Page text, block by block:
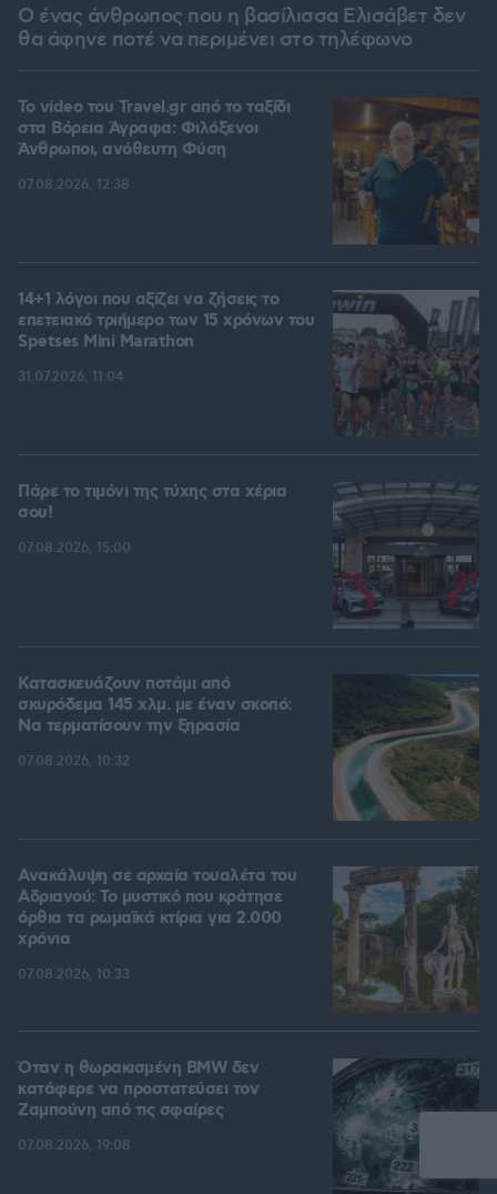
Ο ένας άνθρωπος που η βασίλισσα Ελισάβετ δεν
θα άφηνε ποτέ να περιμένει στο τηλέφωνο
To video του Travel.gr από το ταξίδι
στα Βόρεια Άγραφα: Φιλόξενοι
Άνθρωποι, ανόθευτη Φύση
07.08.2026, 12:38
14+1 λόγοι που αξίζει να ζήσεις το
επετειακό τριήμερο των 15 χρόνων του
Spetses Mini Marathon
31.07.2026, 11:04
Πάρε το τιμόνι της τύχης στα χέρια
σου!
07.08.2026, 15:00
Κατασκευάζουν ποτάμι από
σκυρόδεμα 145 χλμ. με έναν σκοπό:
Να τερματίσουν την ξηρασία
07.08.2026, 10:32
Ανακάλυψη σε αρχαία τουαλέτα του
Αδριανού: Το μυστικό που κράτησε
όρθια τα ρωμαϊκά κτίρια για 2.000
χρόνια
07.08.2026, 10:33
Όταν η θωρακισμένη BMW δεν
κατάφερε να προστατεύσει τον
Ζαμπούνη από τις σφαίρες
07.08.2026, 19:08